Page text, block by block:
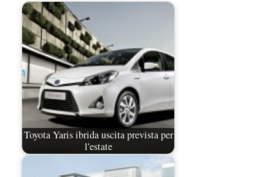
Toyota Yaris ibrida uscita prevista per
l'estate